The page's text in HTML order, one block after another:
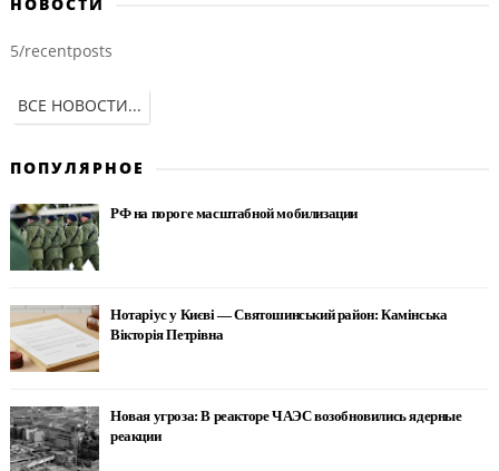
НОВОСТИ
5/recentposts
ВСЕ НОВОСТИ...
ПОПУЛЯРНОЕ
РФ на пороге масштабной мобилизации
Нотаріус у Києві — Святошинський район: Камінська
Вікторія Петрівна
Новая угроза: В реакторе ЧАЭС возобновились ядерные
реакции